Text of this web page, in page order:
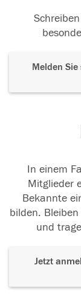
Melden
In einem
Mitglieder
Bekannte
bilden.
und
Jetzt